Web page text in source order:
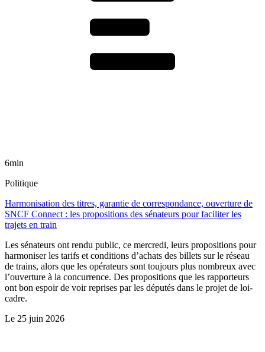
6min
Politique
Harmonisation des titres, garantie de correspondance, ouverture de
SNCF Connect : les propositions des sénateurs pour faciliter les
trajets en train
Les sénateurs ont rendu public, ce mercredi, leurs propositions pour
harmoniser les tarifs et conditions d’achats des billets sur le réseau
de trains, alors que les opérateurs sont toujours plus nombreux avec
l’ouverture à la concurrence. Des propositions que les rapporteurs
ont bon espoir de voir reprises par les députés dans le projet de loi-
cadre.
Le 25 juin 2026